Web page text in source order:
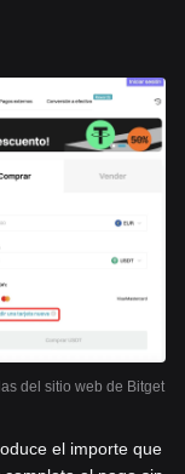
del sitio web de Bitget
el importe que